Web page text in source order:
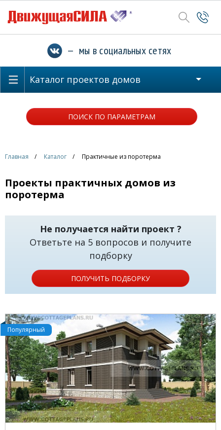
— мы в социальных сетях
Каталог проектов домов
ПОИСК ПО ПАРАМЕТРАМ
Главная Каталог Практичные из поротерма
Проекты практичных домов из
поротерма
Не получается найти проект ?
Ответьте на 5 вопросов и получите
подборку
ПОЛУЧИТЬ ПОДБОРКУ
Популярный